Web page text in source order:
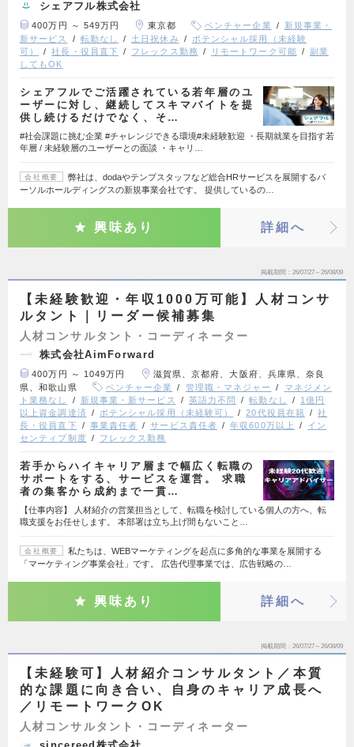
シェアフル株式会社
400万円 ～ 549万円 東京都 ベンチャー企業
新規事業・
新サービス
転勤なし 土日祝休み
ポテンシャル採用（未経験
可）
社長・役員直下 フレックス勤務 リモートワーク可能
副業
してもOK
シェアフルでご活躍されている若年層のユ
ーザーに対し、継続してスキマバイトを提
供し続けるだけでなく、そ…
#社会課題に挑む企業 #チャレンジできる環境#未経験歓迎 ・長期就業を目指す若
年層 / 未経験層のユーザーとの面談 ・キャリ…
会社概要
弊社は、dodaやテンプスタッフなど総合HRサービスを展開するパ
ーソルホールディングスの新規事業会社です。 提供しているの…
興味あり 詳細へ
掲載期間 26/07/27～26/08/09
【未経験歓迎・年収1000万可能】人材コンサ
ルタント｜リーダー候補募集
人材コンサルタント・コーディネーター
株式会社AimForward
400万円 ～ 1049万円
滋賀県、京都府、大阪府、兵庫県、奈良
県、和歌山県
ベンチャー企業 管理職・マネジャー
マネジメン
ト業務なし
新規事業・新サービス 英語力不問 転勤なし
1億円
以上資金調達済
ポテンシャル採用（未経験可） 20代役員在籍
社
長・役員直下
事業責任者 サービス責任者 年収600万以上
イン
センティブ制度
フレックス勤務
若手からハイキャリア層まで幅広く転職の
サポートをする、サービスを運営。 求職
者の集客から成約まで一貫…
【仕事内容】 人材紹介の営業担当として、転職を検討している個人の方へ、転
職支援をお任せします。 本部署は立ち上げ間もないこと…
会社概要
私たちは、WEBマーケティングを起点に多角的な事業を展開する
「マーケティング事業会社」です。 広告代理事業では、広告戦略の…
興味あり 詳細へ
掲載期間 26/07/27～26/08/09
【未経験可】人材紹介コンサルタント／本質
的な課題に向き合い、自身のキャリア成長へ
／リモートワークOK
人材コンサルタント・コーディネーター